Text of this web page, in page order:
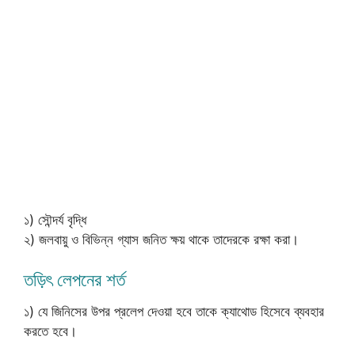
১) সৌন্দর্য বৃদ্ধি
২) জলবায়ু ও বিভিন্ন গ্যাস জনিত ক্ষয় থাকে তাদেরকে রক্ষা করা।
তড়িৎ লেপনের শর্ত
১) যে জিনিসের উপর প্রলেপ দেওয়া হবে তাকে ক্যাথোড হিসেবে ব্যবহার
করতে হবে।